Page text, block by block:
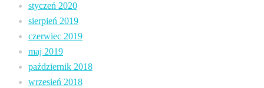
styczeń 2020
sierpień 2019
czerwiec 2019
maj 2019
październik 2018
wrzesień 2018